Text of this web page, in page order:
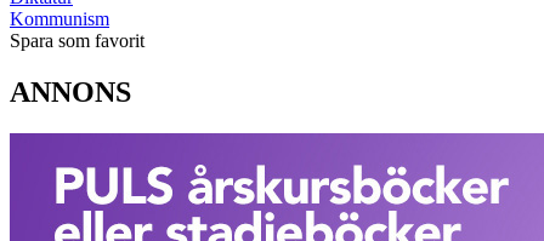
Kommunism
Spara som favorit
ANNONS